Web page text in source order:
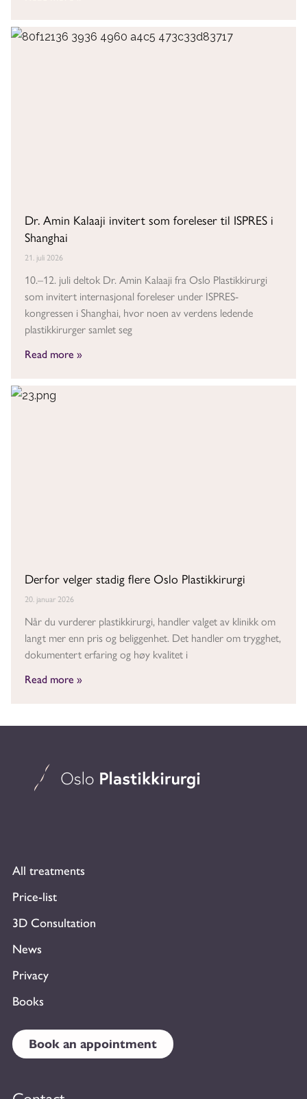
Dr. Amin Kalaaji invitert som foreleser til ISPRES i
Shanghai
21. juli 2026
10.–12. juli deltok Dr. Amin Kalaaji fra Oslo Plastikkirurgi
som invitert internasjonal foreleser under ISPRES-
kongressen i Shanghai, hvor noen av verdens ledende
plastikkirurger samlet seg
Read more »
Derfor velger stadig flere Oslo Plastikkirurgi
20. januar 2026
Når du vurderer plastikkirurgi, handler valget av klinikk om
langt mer enn pris og beliggenhet. Det handler om trygghet,
dokumentert erfaring og høy kvalitet i
Read more »
All treatments
Price-list
3D Consultation
News
Privacy
Books
Book an appointment